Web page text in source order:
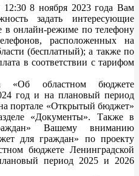
8 ноября 2023 года Вам
задать интересующие
в онлайн-режиме по телефону
расположенных на
(бесплатный); а также по
в соответствии с тарифом
«Об областном бюджете
год и на плановый период
портале «Открытый бюджет»
«Документы». Также в
Вашему вниманию
для граждан» по проекту
бюджете Ленинградской
период 2025 и 2026